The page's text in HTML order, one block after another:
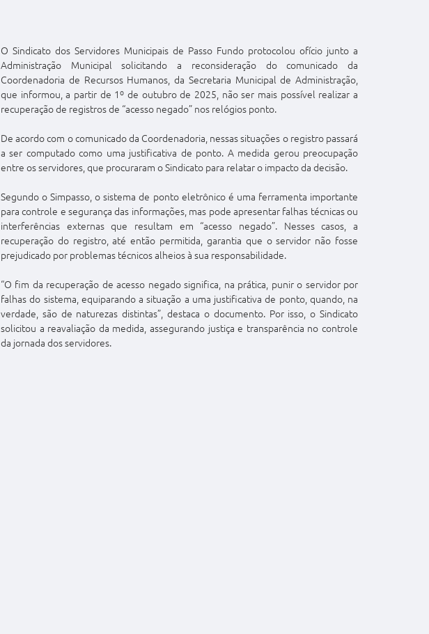
O Sindicato dos Servidores Municipais de Passo Fundo protocolou ofício junto a
Administração Municipal solicitando a reconsideração do comunicado da
Coordenadoria de Recursos Humanos, da Secretaria Municipal de Administração,
que informou, a partir de 1º de outubro de 2025, não ser mais possível realizar a
recuperação de registros de “acesso negado” nos relógios ponto.
De acordo com o comunicado da Coordenadoria, nessas situações o registro passará
a ser computado como uma justificativa de ponto. A medida gerou preocupação
entre os servidores, que procuraram o Sindicato para relatar o impacto da decisão.
Segundo o Simpasso, o sistema de ponto eletrônico é uma ferramenta importante
para controle e segurança das informações, mas pode apresentar falhas técnicas ou
interferências externas que resultam em “acesso negado”. Nesses casos, a
recuperação do registro, até então permitida, garantia que o servidor não fosse
prejudicado por problemas técnicos alheios à sua responsabilidade.
“O fim da recuperação de acesso negado significa, na prática, punir o servidor por
falhas do sistema, equiparando a situação a uma justificativa de ponto, quando, na
verdade, são de naturezas distintas”, destaca o documento. Por isso, o Sindicato
solicitou a reavaliação da medida, assegurando justiça e transparência no controle
da jornada dos servidores.